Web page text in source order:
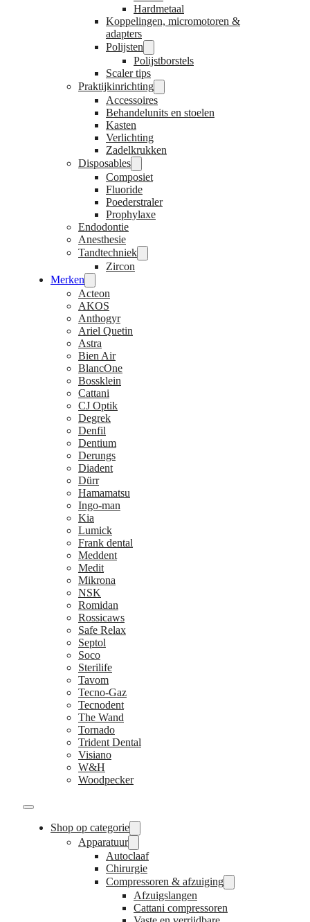
Hardmetaal
Koppelingen, micromotoren &
adapters
Polijsten
Polijstborstels
Scaler tips
Praktijkinrichting
Accessoires
Behandelunits en stoelen
Kasten
Verlichting
Zadelkrukken
Disposables
Composiet
Fluoride
Poederstraler
Prophylaxe
Endodontie
Anesthesie
Tandtechniek
Zircon
Merken
Acteon
AKOS
Anthogyr
Ariel Quetin
Astra
Bien Air
BlancOne
Bossklein
Cattani
CJ Optik
Degrek
Denfil
Dentium
Derungs
Diadent
Dürr
Hamamatsu
Ingo-man
Kia
Lumick
Frank dental
Meddent
Medit
Mikrona
NSK
Romidan
Rossicaws
Safe Relax
Septol
Soco
Sterilife
Tavom
Tecno-Gaz
Tecnodent
The Wand
Tornado
Trident Dental
Visiano
W&H
Woodpecker
Shop op categorie
Apparatuur
Autoclaaf
Chirurgie
Compressoren & afzuiging
Afzuigslangen
Cattani compressoren